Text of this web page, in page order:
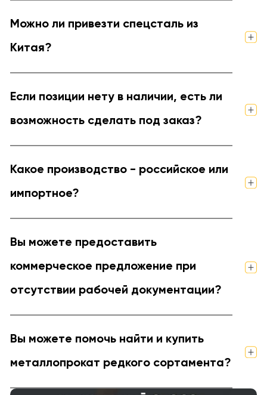
Можно ли привезти спецсталь из
Китая?
Если позиции нету в наличии, есть ли
возможность сделать под заказ?
Какое производство - российское или
импортное?
Вы можете предоставить
коммерческое предложение при
отсутствии рабочей документации?
Вы можете помочь найти и купить
металлопрокат редкого сортамента?